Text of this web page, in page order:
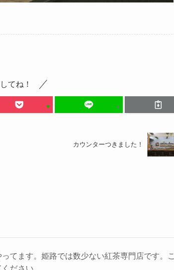
てね！
カウンターつきました！
てます。姫路では数少ない紅茶専門店です。こ
ださい。